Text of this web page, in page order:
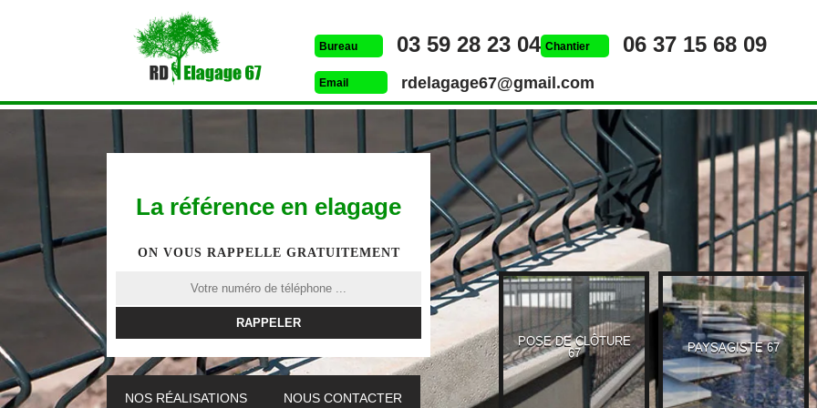
Bureau 03 59 28 23 04 Chantier 06 37 15 68 09
Email rdelagage67@gmail.com
La référence en elagage
ON VOUS RAPPELLE GRATUITEMENT
NOS RÉALISATIONS NOUS CONTACTER
ETÊTAGE 67 ELAGUEUR 67
POSE DE CLÔTURE
67
PAYSAGISTE 67